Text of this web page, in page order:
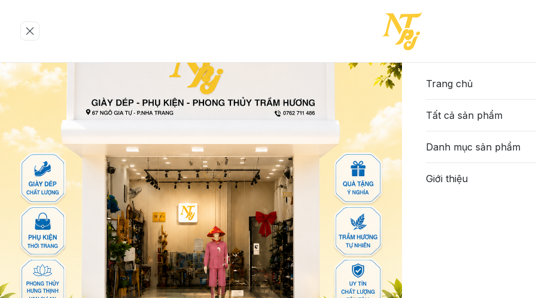
Trang chủ
Tất cả sản phẩm
Danh mục sản phẩm
Giới thiệu